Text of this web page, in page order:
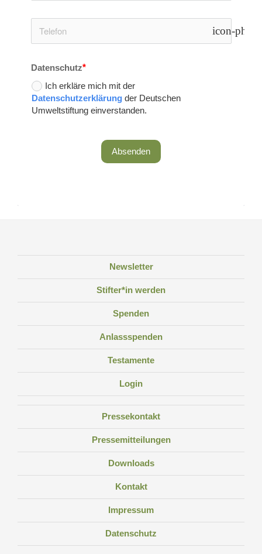
icon-
Datenschutz
Ich erkläre mich mit der
Datenschutzerklärungder Deutschen
Umweltstiftung einverstanden.
Absenden
Newsletter
Stifter*in werden
Spenden
Anlassspenden
Testamente
Login
Pressekontakt
Pressemitteilungen
Downloads
Kontakt
Impressum
Datenschutz